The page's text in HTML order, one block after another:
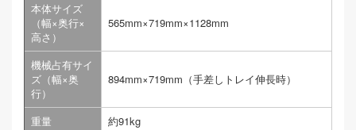
本体サイズ
（幅×奥行×
高さ）
565mm×719mm×1128mm
機械占有サイ
ズ（幅×奥
行）
894mm×719mm（手差しトレイ伸長時）
重量
約91kg